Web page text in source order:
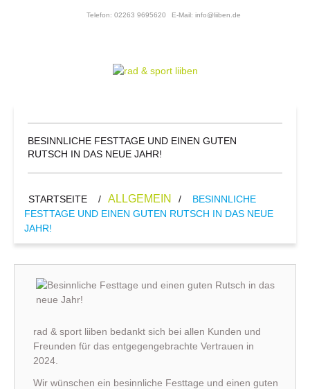
Telefon: 02263 9695620 E-Mail: info@liiben.de
BESINNLICHE FESTTAGE UND EINEN GUTEN
RUTSCH IN DAS NEUE JAHR!
STARTSEITE / ALLGEMEIN /
BESINNLICHE
FESTTAGE UND EINEN GUTEN RUTSCH IN DAS NEUE
JAHR!
rad & sport liiben bedankt sich bei allen Kunden und
Freunden für das entgegengebrachte Vertrauen in
2024.
Wir wünschen ein besinnliche Festtage und einen guten